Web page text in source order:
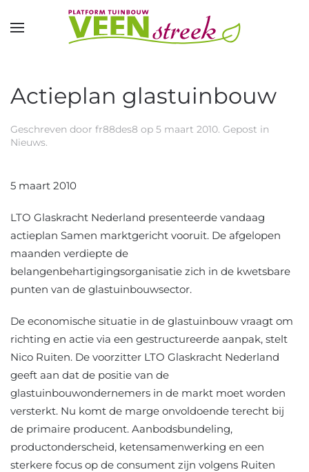
Overslaan en naar de inhoud gaan
Actieplan glastuinbouw
Geschreven door fr88des8 op 5 maart 2010. Gepost in
Nieuws.
5 maart 2010
LTO Glaskracht Nederland presenteerde vandaag
actieplan Samen marktgericht vooruit. De afgelopen
maanden verdiepte de
belangenbehartigingsorganisatie zich in de kwetsbare
punten van de glastuinbouwsector.
De economische situatie in de glastuinbouw vraagt om
richting en actie via een gestructureerde aanpak, stelt
Nico Ruiten. De voorzitter LTO Glaskracht Nederland
geeft aan dat de positie van de
glastuinbouwondernemers in de markt moet worden
versterkt. Nu komt de marge onvoldoende terecht bij
de primaire producent. Aanbodsbundeling,
productonderscheid, ketensamenwerking en een
sterkere focus op de consument zijn volgens Ruiten